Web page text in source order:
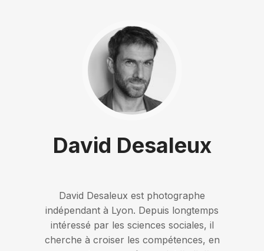
David Desaleux
David Desaleux est photographe
indépendant à Lyon. Depuis longtemps
intéressé par les sciences sociales, il
cherche à croiser les compétences, en